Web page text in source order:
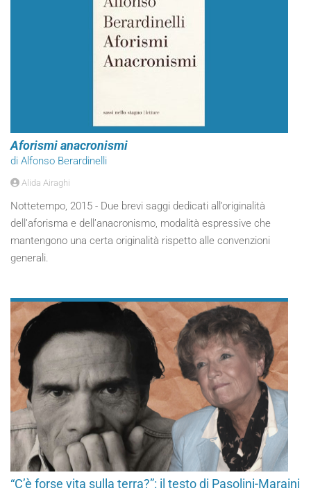
Aforismi anacronismi
di Alfonso Berardinelli
Alida Airaghi
Nottetempo, 2015 - Due brevi saggi dedicati all’originalità
dell’aforisma e dell’anacronismo, modalità espressive che
mantengono una certa originalità rispetto alle convenzioni
generali.
“C’è forse vita sulla terra?”: il testo di Pasolini-Maraini